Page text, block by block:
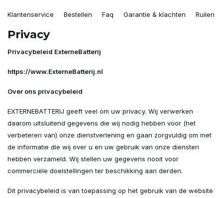
Klantenservice Bestellen Faq Garantie & klachten Ruilen
Privacy
Privacybeleid ExterneBatterij
https://www.ExterneBatterij.nl
Over ons privacybeleid
EXTERNEBATTERIJ geeft veel om uw privacy. Wij verwerken
daarom uitsluitend gegevens die wij nodig hebben voor (het
verbeteren van) onze dienstverlening en gaan zorgvuldig om met
de informatie die wij over u en uw gebruik van onze diensten
hebben verzameld. Wij stellen uw gegevens nooit voor
commerciële doelstellingen ter beschikking aan derden.
Dit privacybeleid is van toepassing op het gebruik van de website